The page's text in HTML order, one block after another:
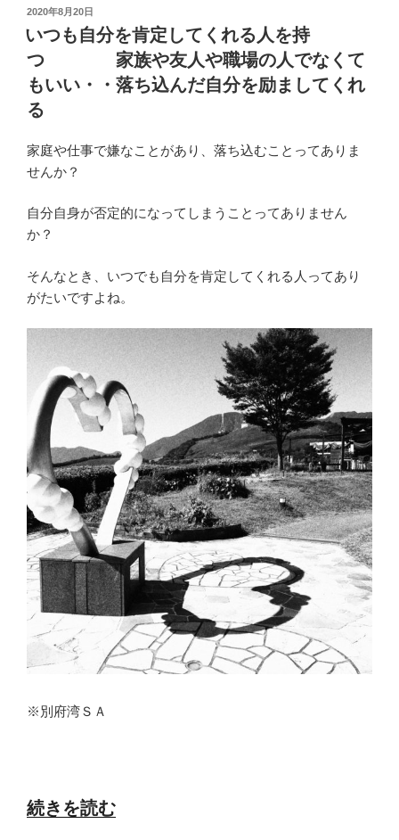
の
に
申
請
画
面
で
申
が
で
な
い・・・
さ
ん
で
ダ
ブ
ル
ー
ク
し
て
る
方
か
「別
勤
め
先
の
分
も
一
緒
に
年
整
て
と
言
投
稿
日:
2020年8月20日
いつも自分を肯定してくれる人を持
つ 家族や友人や職場の人でなくて
もいい・・落ち込んだ自分を励ましてくれ
る
家庭や仕事で嫌なことがあり、落ち込むことってありま
せんか？
自分自身が否定的になってしまうことってありません
か？
そんなとき、いつでも自分を肯定してくれる人ってあり
がたいですよね。
※別府湾ＳＡ
“い
続きを読む